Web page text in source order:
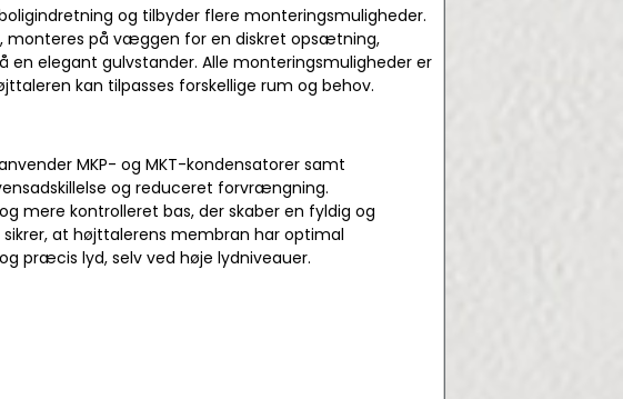
og tilbyder flere monteringsmuligheder.
monteres på væggen for en diskret opsætning,
elegant gulvstander. Alle monteringsmuligheder er
kan tilpasses forskellige rum og behov.
MKP- og MKT-kondensatorer samt
og reduceret forvrængning.
mere kontrolleret bas, der skaber en fyldig og
at højttalerens membran har optimal
præcis lyd, selv ved høje lydniveauer.